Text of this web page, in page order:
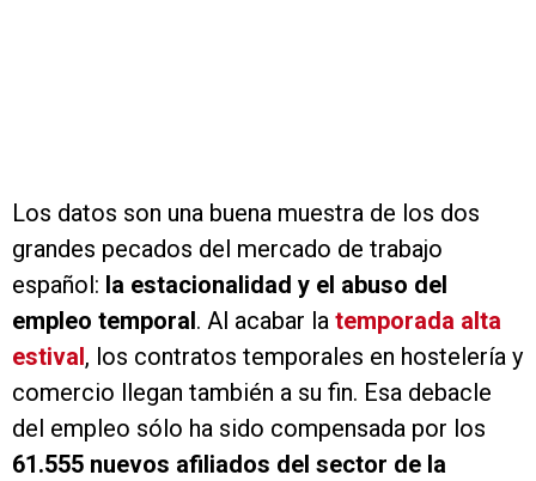
Los datos son una buena muestra de los dos
grandes pecados del mercado de trabajo
español: la estacionalidad y el abuso del
empleo temporal. Al acabar la temporada alta
estival, los contratos temporales en hostelería y
comercio llegan también a su fin. Esa debacle
del empleo sólo ha sido compensada por los
61.555 nuevos afiliados del sector de la